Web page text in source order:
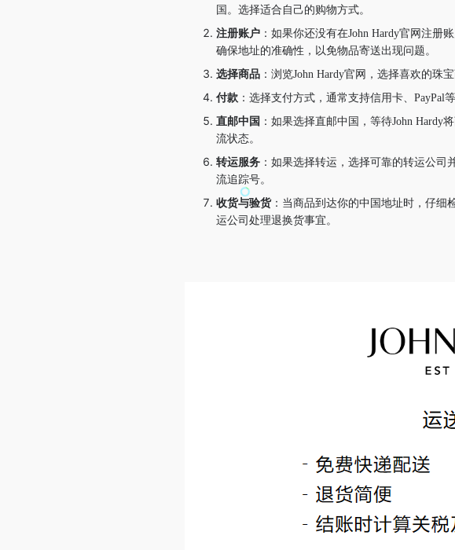
国。选择适合自己的购物方式。
注册账户 ：如果你还没有在John Hardy官网注册
确保地址的准确性，以免物品寄送出现问题。
选择商品 ：浏览John Hardy官网，选择喜欢的珠
付款 ：选择支付方式，通常支持信用卡、PayPal
直邮中国 ：如果选择直邮中国，等待John
流状态。
转运服务 ：如果选择转运，选择可靠的转运公
流追踪号。
收货与验货：当商品到达你的中国地址时，仔细
运公司处理退换货事宜。